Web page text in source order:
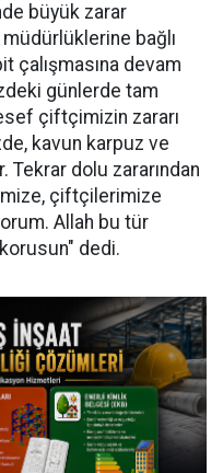
büyük zarar
bağlı
çalışmasına devam
günlerde tam
çiftçimizin zararı
kavun karpuz ve
Tekrar dolu zararından
çiftçilerimize
Allah bu tür
dedi.